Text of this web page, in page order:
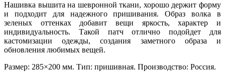
Нашивка вышита на шевронной ткани, хорошо держит форму
и подходит для надежного пришивания. Образ волка в
зеленых оттенках добавит вещи яркость, характер и
индивидуальность. Такой патч отлично подойдет для
кастомизации одежды, создания заметного образа и
обновления любимых вещей.
Размер: 285×200 мм. Тип: пришивная. Производство: Россия.